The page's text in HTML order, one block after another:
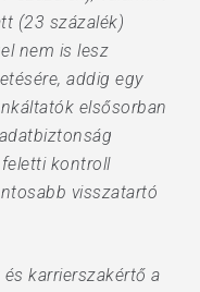
(23 százalék)
nem is lesz
addig egy
elsősorban
kontroll
visszatartó
karrierszakértő a